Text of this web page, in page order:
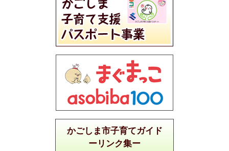
かごしま市子育てガイド
ーリンク集ー